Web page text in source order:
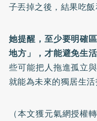
子丟掉之後，結果吃飯
她提醒，至少要明確
地方」，才能避免生
些可能把人拖進孤立
就能為未來的獨居生活
（本文獲元氣網授權